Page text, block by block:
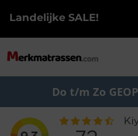
Landelijke SALE!
Do t/m Zo